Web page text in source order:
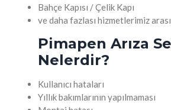
Bahçe Kapısı / Çelik Kapı
ve daha fazlası hizmetlerimiz
Pimapen Arıza
Nelerdir?
Kullanıcı hataları
Yıllık bakımlarının yapılmaması